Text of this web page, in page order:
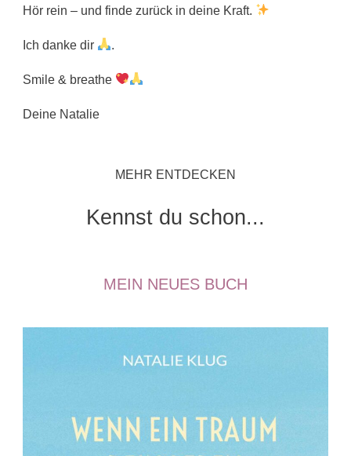
Hör rein – und finde zurück in deine Kraft.
Ich danke dir .
Smile & breathe
Deine Natalie
MEHR ENTDECKEN
Kennst du schon...
MEIN NEUES BUCH